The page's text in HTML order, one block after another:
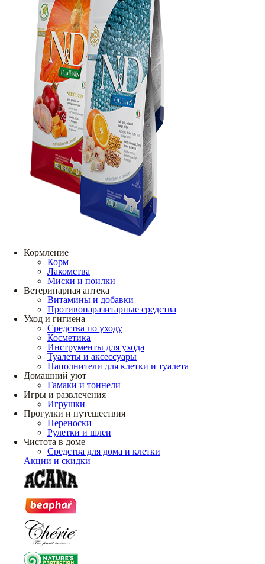
Кормление
Корм
Лакомства
Миски и поилки
Ветеринарная аптека
Витамины и добавки
Противопаразитарные средства
Уход и гигиена
Средства по уходу
Косметика
Инструменты для ухода
Туалеты и аксессуары
Наполнители для клетки и туалета
Домашний уют
Гамаки и тоннели
Игры и развлечения
Игрушки
Прогулки и путешествия
Переноски
Рулетки и шлеи
Чистота в доме
Средства для дома и клетки
Акции и скидки